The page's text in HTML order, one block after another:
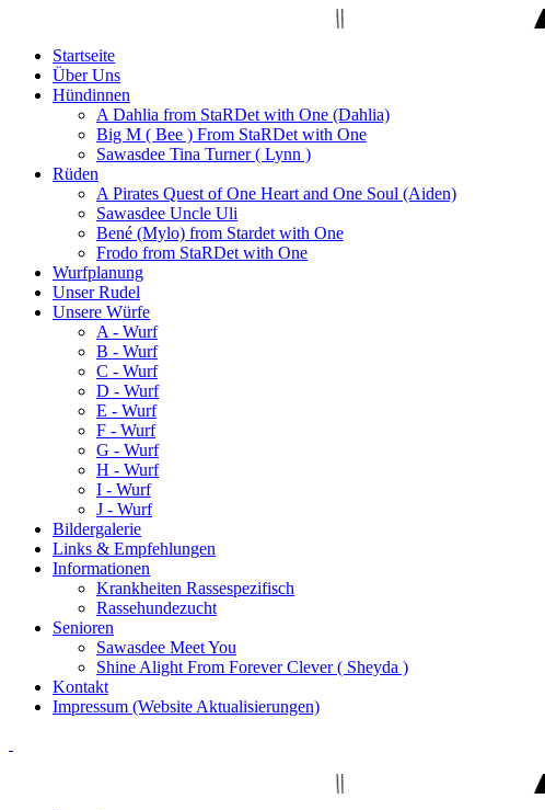
Startseite
Über Uns
Hündinnen
A Dahlia from StaRDet with One (Dahlia)
Big M ( Bee ) From StaRDet with One
Sawasdee Tina Turner ( Lynn )
Rüden
A Pirates Quest of One Heart and One Soul (Aiden)
Sawasdee Uncle Uli
Bené (Mylo) from Stardet with One
Frodo from StaRDet with One
Wurfplanung
Unser Rudel
Unsere Würfe
A - Wurf
B - Wurf
C - Wurf
D - Wurf
E - Wurf
F - Wurf
G - Wurf
H - Wurf
I - Wurf
J - Wurf
Bildergalerie
Links & Empfehlungen
Informationen
Krankheiten Rassespezifisch
Rassehundezucht
Senioren
Sawasdee Meet You
Shine Alight From Forever Clever ( Sheyda )
Kontakt
Impressum (Website Aktualisierungen)